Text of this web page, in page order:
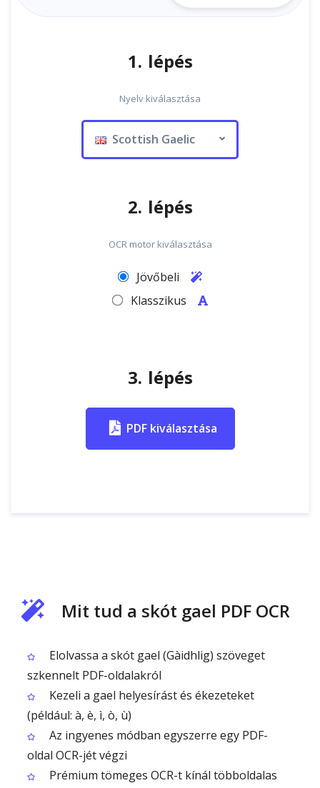
1. lépés
Nyelv kiválasztása
Scottish Gaelic
2. lépés
OCR motor kiválasztása
Jövőbeli
Klasszikus
3. lépés
PDF kiválasztása
Mit tud a skót gael PDF OCR
Elolvassa a skót gael (Gàidhlig) szöveget
szkennelt PDF-oldalakról
Kezeli a gael helyesírást és ékezeteket
(például: à, è, ì, ò, ù)
Az ingyenes módban egyszerre egy PDF-
oldal OCR-jét végzi
Prémium tömeges OCR-t kínál többoldalas